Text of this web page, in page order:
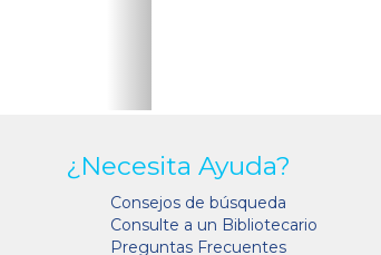
¿Necesita Ayuda?
Consejos de búsqueda
Consulte a un Bibliotecario
Preguntas Frecuentes